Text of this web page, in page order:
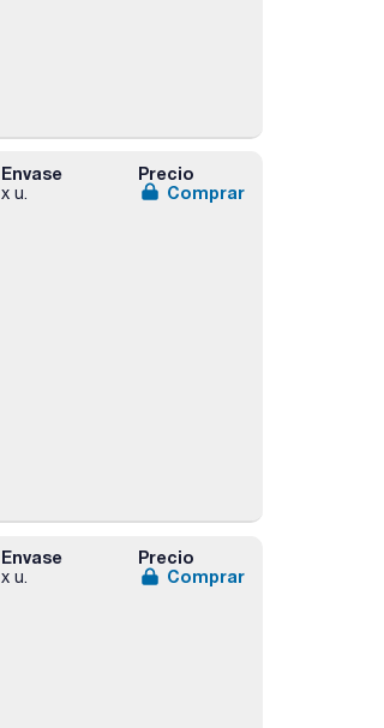
Envase
x u.
Precio
Comprar
Envase
x u.
Precio
Comprar